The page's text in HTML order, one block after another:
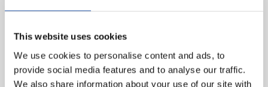
This website uses cookies
We use cookies to personalise content and ads, to
provide social media features and to analyse our traffic.
We also share information about your use of our site with